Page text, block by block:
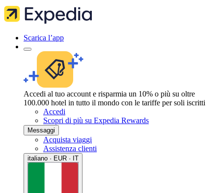
Scarica l’app
Accedi al tuo account e risparmia un 10% o più su oltre
100.000 hotel in tutto il mondo con le tariffe per soli iscritti
Accedi
Scopri di più su Expedia Rewards
Messaggi
Acquista viaggi
Assistenza clienti
italiano · EUR · IT